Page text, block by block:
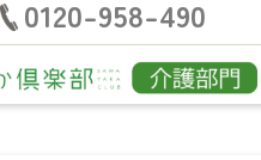
0120-958-490